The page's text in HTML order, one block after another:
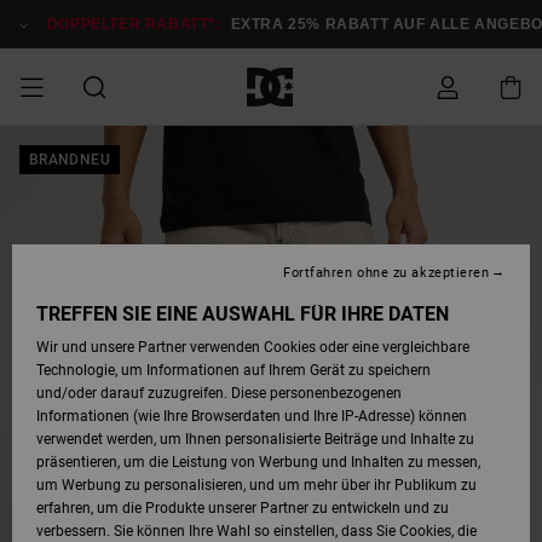
Produktinformation
DOPPELTER RABATT*: EXTRA 25% RABATT AUF ALLE
DOPPELTER
Sale
Accessoires
SALE SNOW
T-Shirts
Jacken &
SALE FRAUEN Snow
SALE KINDER
Sale
Sale
Sale Snow
Jacken &
Hoodies &
Court Graffik
Lynx
Pure
Net
Alle ansehen
HIGHLIGHTS Ducati
DC Command
Manteca
Construct
Ascend
SCHUHE
Skate
Sneakers
Sandalen
Winterschuhe
Snowboard
BEKLEIDUNG
Sweatshirts
T-shirts
Hemden
Jeans
Jacken &
ACCESSOIRES
Mützen
Taschen &
Court Graffik
Alle ansehen
HIGHLIGHTS Astrix
DC Command
Manteca
Best Sellers
SCHUHE
Sneakers
Skate
Sandalen
Snowboard
Unisex
KLEIDUNG
Alle ansehen
KINDER
Pure
Stag
SCHUHE Skate
Babyschuhe
Sneakers
Alle ansehen
BEKLEIDUNG
T-Shirts
Sweatshirts &
Hemden
ACCESSOIRES
Mützen
Taschen
Alle ansehen
SKATE
Alle ansehen
COMMUNITY
SNOW SHOP FÜR
Snowboard
Winterschuhe
Polarfleece &
Softshells
FRAUEN
Schneejacken
Alle ansehen
SNOW SHOP FÜR
KINDER
Mützen
Alle ansehen
Versand
Retouren
Bezahlung
Geschenkkarte
BRANDNEU
TREFFEN SIE EINE AUSWAHL FÜR IHRE DATEN
Wir und unsere Partner verwenden Cookies oder eine vergleichbare
Technologie, um Informationen auf Ihrem Gerät zu speichern
und/oder darauf zuzugreifen. Diese personenbezogenen
Informationen (wie Ihre Browserdaten und Ihre IP-Adresse) können
verwendet werden, um Ihnen personalisierte Beiträge und Inhalte zu
präsentieren, um die Leistung von Werbung und Inhalten zu messen,
um Werbung zu personalisieren, und um mehr über ihr Publikum zu
erfahren, um die Produkte unserer Partner zu entwickeln und zu
verbessern. Sie können Ihre Wahl so einstellen, dass Sie Cookies, die
Fortfahren ohne zu akzeptieren